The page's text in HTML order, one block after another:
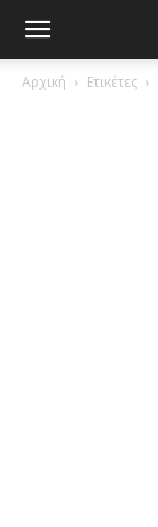
Αρχική Ετικέτες